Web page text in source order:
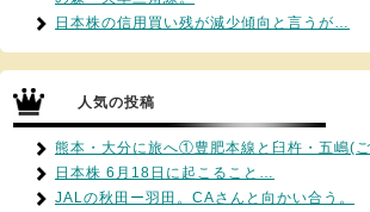
日本株の信用買い残が減少傾向と言うが…
人気の投稿
熊本・大分に旅へ①豊肥本線と臼杵・五嶋(
日本株 6月18日に起こること…
JALの秋田ー羽田。CAさんと向かい合う。